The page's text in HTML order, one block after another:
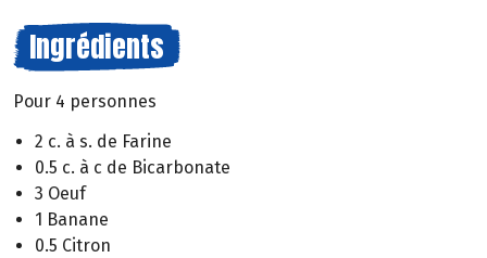
Ingrédients
Pour 4 personnes
2 c. à s. de Farine
0.5 c. à c de Bicarbonate
3 Oeuf
1 Banane
0.5 Citron